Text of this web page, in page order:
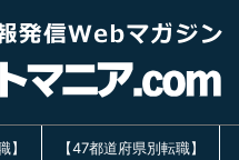
】 【47都道府県別転職】